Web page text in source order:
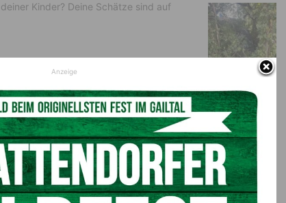
Kinder? Deine Schätze sind auf
Verkaufen.
Anzeige